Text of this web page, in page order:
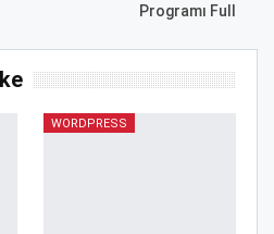
Programı Full
WORDPRESS